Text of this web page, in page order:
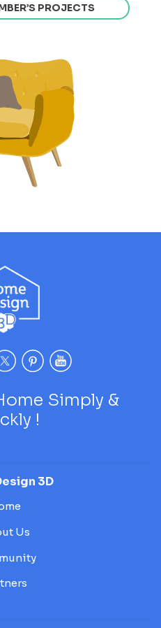
PROJECTS
Simply &
!
3D
Us